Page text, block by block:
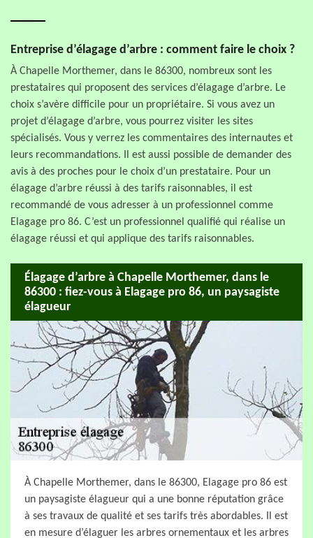
Entreprise d’élagage d’arbre : comment faire le choix ?
À Chapelle Morthemer, dans le 86300, nombreux sont les
prestataires qui proposent des services d’élagage d’arbre. Le
choix s’avère difficile pour un propriétaire. Si vous avez un
projet d’élagage d’arbre, vous pourrez visiter les sites
spécialisés. Vous y verrez les commentaires des internautes et
leurs recommandations. Il est aussi possible de demander des
avis à des proches pour le choix d’un prestataire. Pour un
élagage d’arbre réussi à des tarifs raisonnables, il est
recommandé de vous adresser à un professionnel comme
Elagage pro 86. C’est un professionnel qualifié qui réalise un
élagage réussi et qui applique des tarifs raisonnables.
Élagage d’arbre à Chapelle Morthemer, dans le
86300 : fiez-vous à Elagage pro 86, un paysagiste
élagueur
À Chapelle Morthemer, dans le 86300, Elagage pro 86 est
un paysagiste élagueur qui a une bonne réputation grâce
à ses travaux de qualité et ses tarifs très abordables. Il est
en mesure d’élaguer les arbres ornementaux et les arbres